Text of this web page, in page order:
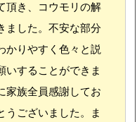
頂き、コウモリの解
ました。不安な部分
かりやすく色々と説
いすることができま
家族全員感謝してお
うございました。ま